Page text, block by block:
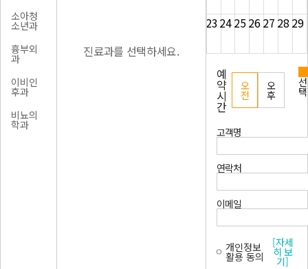
소아청
소년과
흉부외
과
이비인
후과
비뇨의
학과
진료과를 선택하세요.
2324252627 28 29
5
예
약
시
간
오
전
오
후
선
택
고객명
연락처
이메일
개인정보
활용 동의
[자세
히 보
기]